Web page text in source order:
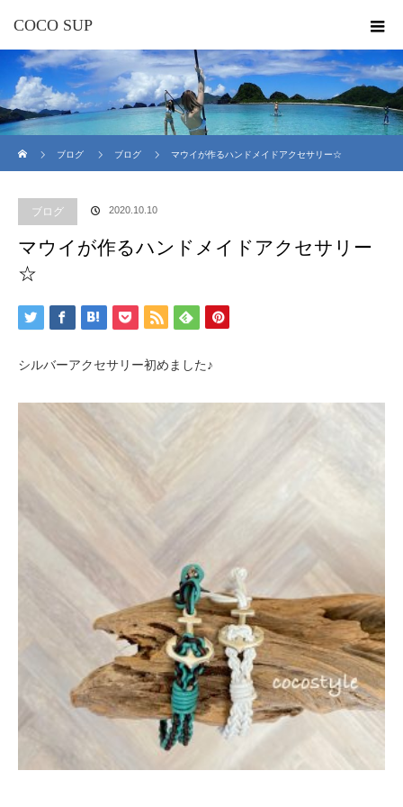
COCO SUP
ブログ
ブログ マウイが作るハンドメイドアクセサリー☆
ブログ 2020.10.10
マウイが作るハンドメイドアクセサリー
☆
シルバーアクセサリー初めました♪